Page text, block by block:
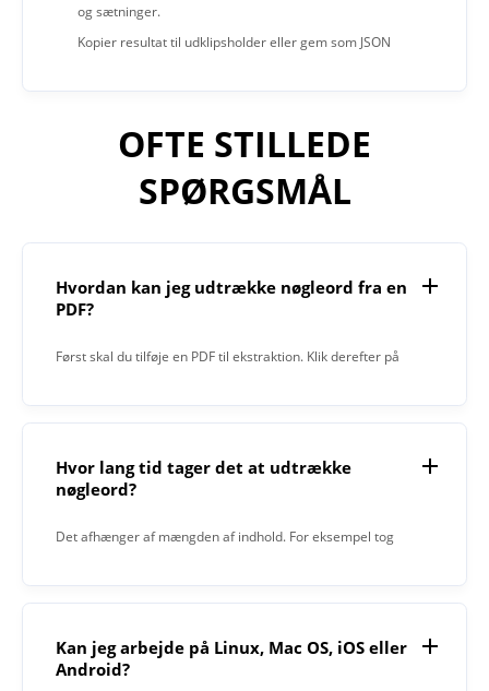
og sætninger.
Kopier resultat til udklipsholder eller gem som JSON
OFTE STILLEDE
SPØRGSMÅL
Hvordan kan jeg udtrække nøgleord fra en
PDF?
Først skal du tilføje en PDF til ekstraktion. Klik derefter på
Hvor lang tid tager det at udtrække
nøgleord?
Det afhænger af mængden af indhold. For eksempel tog
Kan jeg arbejde på Linux, Mac OS, iOS eller
Android?